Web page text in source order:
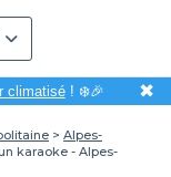
climatisé! ❄️🎉 ✖
Alpes-
karaoke - Alpes-